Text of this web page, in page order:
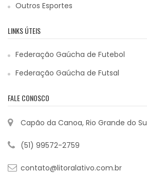
Outros Esportes
LINKS ÚTEIS
Federação Gaúcha de Futebol
Federação Gaúcha de Futsal
FALE CONOSCO
Capão da Canoa, Rio Grande do
(51) 99572-2759
contato@litoralativo.com.br